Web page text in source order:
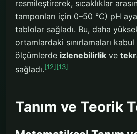
resmileştirerek, sıcaklıklar
tamponları için 0–50 °C) pH
tablolar sağladı. Bu, daha
ortamlardaki sınırlamaları
ölçümlerde izlenebilirlik ve
sağladı.[12][13]
Tanım ve Teorik